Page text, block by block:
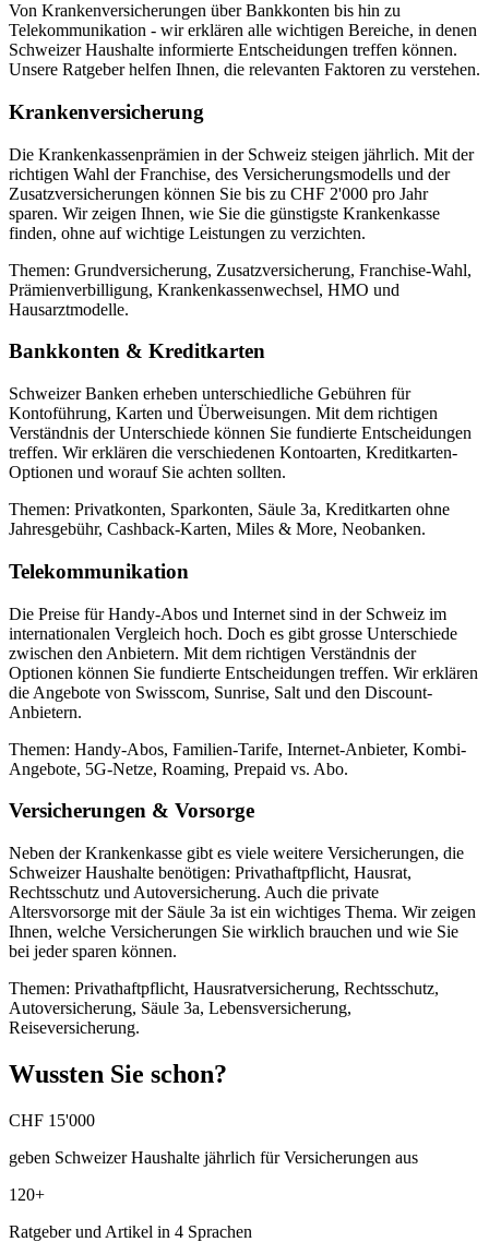
Von Krankenversicherungen über Bankkonten bis hin zu
Telekommunikation - wir erklären alle wichtigen Bereiche, in denen
Schweizer Haushalte informierte Entscheidungen treffen können.
Unsere Ratgeber helfen Ihnen, die relevanten Faktoren zu verstehen.
Krankenversicherung
Die Krankenkassenprämien in der Schweiz steigen jährlich. Mit der
richtigen Wahl der Franchise, des Versicherungsmodells und der
Zusatzversicherungen können Sie bis zu CHF 2'000 pro Jahr
sparen. Wir zeigen Ihnen, wie Sie die günstigste Krankenkasse
finden, ohne auf wichtige Leistungen zu verzichten.
Themen: Grundversicherung, Zusatzversicherung, Franchise-Wahl,
Prämienverbilligung, Krankenkassenwechsel, HMO und
Hausarztmodelle.
Bankkonten & Kreditkarten
Schweizer Banken erheben unterschiedliche Gebühren für
Kontoführung, Karten und Überweisungen. Mit dem richtigen
Verständnis der Unterschiede können Sie fundierte Entscheidungen
treffen. Wir erklären die verschiedenen Kontoarten, Kreditkarten-
Optionen und worauf Sie achten sollten.
Themen: Privatkonten, Sparkonten, Säule 3a, Kreditkarten ohne
Jahresgebühr, Cashback-Karten, Miles & More, Neobanken.
Telekommunikation
Die Preise für Handy-Abos und Internet sind in der Schweiz im
internationalen Vergleich hoch. Doch es gibt grosse Unterschiede
zwischen den Anbietern. Mit dem richtigen Verständnis der
Optionen können Sie fundierte Entscheidungen treffen. Wir erklären
die Angebote von Swisscom, Sunrise, Salt und den Discount-
Anbietern.
Themen: Handy-Abos, Familien-Tarife, Internet-Anbieter, Kombi-
Angebote, 5G-Netze, Roaming, Prepaid vs. Abo.
Versicherungen & Vorsorge
Neben der Krankenkasse gibt es viele weitere Versicherungen, die
Schweizer Haushalte benötigen: Privathaftpflicht, Hausrat,
Rechtsschutz und Autoversicherung. Auch die private
Altersvorsorge mit der Säule 3a ist ein wichtiges Thema. Wir zeigen
Ihnen, welche Versicherungen Sie wirklich brauchen und wie Sie
bei jeder sparen können.
Themen: Privathaftpflicht, Hausratversicherung, Rechtsschutz,
Autoversicherung, Säule 3a, Lebensversicherung,
Reiseversicherung.
Wussten Sie schon?
CHF 15'000
geben Schweizer Haushalte jährlich für Versicherungen aus
120+
Ratgeber und Artikel in 4 Sprachen